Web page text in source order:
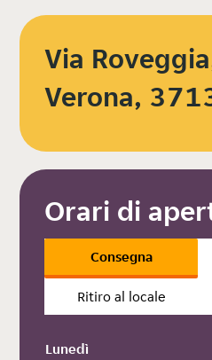
Via
Verona,
Orari di
Consegna
Ritiro al locale
Lunedì